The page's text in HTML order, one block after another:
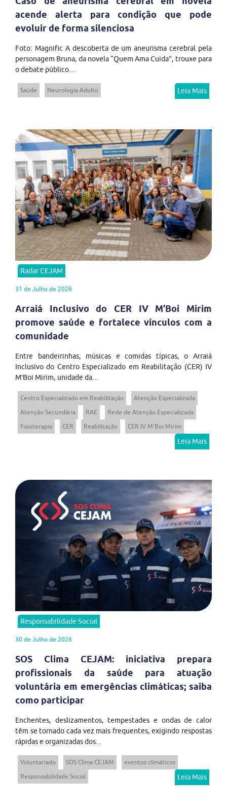
acende alerta para condição que pode
evoluir de forma silenciosa
Foto: Magnific A descoberta de um aneurisma cerebral pela
personagem Bruna, da novela “Quem Ama Cuida”, trouxe para
o debate público...
Saúde Neurologia Adulto Leia Mais
Radar CEJAM
31 de Julho de 2026
Arraiá Inclusivo do CER IV M’Boi Mirim
promove saúde e fortalece vínculos com a
comunidade
Entre bandeirinhas, músicas e comidas típicas, o Arraiá
Inclusivo do Centro Especializado em Reabilitação (CER) IV
M’Boi Mirim, unidade da...
Centro Especializado em Reabilitação
Atenção Especializada
Atenção Secundária
RAE
Rede de Atenção Especializada
Fisioterapia
CER Reabilitação CER IV M'Boi Mirim
Leia Mais
Responsabilidade Social
30 de Julho de 2026
SOS Clima CEJAM: iniciativa prepara
profissionais da saúde para atuação
voluntária em emergências climáticas; saiba
como participar
Enchentes, deslizamentos, tempestades e ondas de calor
têm se tornado cada vez mais frequentes, exigindo respostas
rápidas e organizadas dos...
Voluntariado SOS Clima CEJAM
eventos climáticos
Responsabilidade Social
Leia Mais